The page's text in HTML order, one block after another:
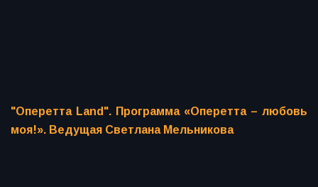
"Оперетта Land". Программа «Оперетта – любовь
моя!». Ведущая Светлана Мельникова